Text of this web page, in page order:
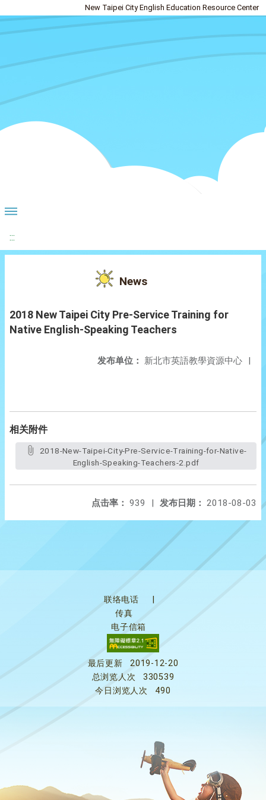
New Taipei City English Education Resource Center
:::
News
2018 New Taipei City Pre-Service Training for
Native English-Speaking Teachers
发布单位： 新北市英語教學資源中心 |
相关附件
English-Speaking-Teachers-2.pdf
发布日期： 2018-08-03
点击率： 939 |
联络电话
传真
电子信箱
最后更新
2019-12-20
总浏览人次
330539
今日浏览人次
490